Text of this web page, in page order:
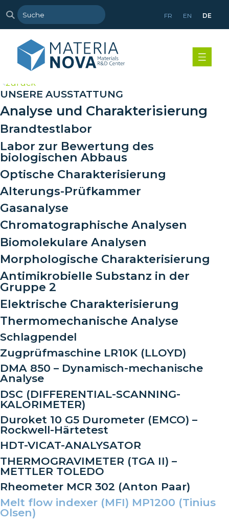
FR EN DE
zurück
UNSERE AUSSTATTUNG
Analyse und Charakterisierung
Brandtestlabor
Labor zur Bewertung des
biologischen Abbaus
Optische Charakterisierung
Alterungs-Prüfkammer
Gasanalyse
Chromatographische Analysen
Biomolekulare Analysen
Morphologische Charakterisierung
Antimikrobielle Substanz in der
Gruppe 2
Elektrische Charakterisierung
Thermomechanische Analyse
Schlagpendel
Zugprüfmaschine LR10K (LLOYD)
DMA 850 – Dynamisch-mechanische
Analyse
DSC (DIFFERENTIAL-SCANNING-
KALORIMETER)
Duroket 10 G5 Durometer (EMCO) –
Rockwell-Härtetest
HDT-VICAT-ANALYSATOR
THERMOGRAVIMETER (TGA II) –
METTLER TOLEDO
Rheometer MCR 302 (Anton Paar)
Melt flow indexer (MFI) MP1200 (Tinius
Olsen)